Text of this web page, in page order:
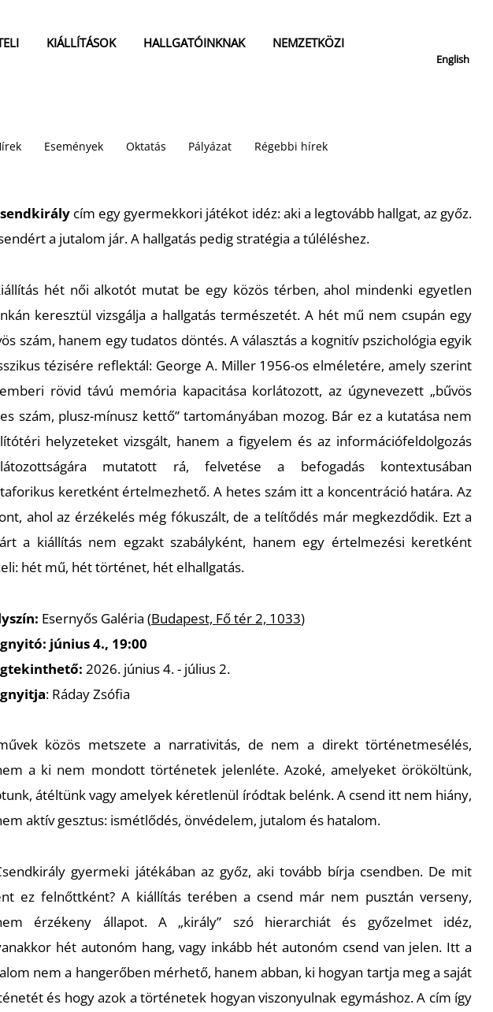
KIÁLLÍTÁSOK HALLGATÓINKNAK
NEMZETKÖZI
English
Események Oktatás Pályázat Régebbi hírek
cím egy gyermekkori játékot idéz: aki a legtovább hallgat, az győz.
a jutalom jár. A hallgatás pedig stratégia a túléléshez.
hét női alkotót mutat be egy közös térben, ahol mindenki egyetlen
keresztül vizsgálja a hallgatás természetét. A hét mű nem csupán egy
szám, hanem egy tudatos döntés. A választás a kognitív pszichológia egyik
tézisére reflektál: George A. Miller 1956-os elméletére, amely szerint
rövid távú memória kapacitása korlátozott, az úgynevezett „bűvös
szám, plusz-mínusz kettő” tartományában mozog. Bár ez a kutatása nem
helyzeteket vizsgált, hanem a figyelem és az információfeldolgozás
mutatott rá, felvetése a befogadás kontextusában
keretként értelmezhető. A hetes szám itt a koncentráció határa. Az
ahol az érzékelés még fókuszált, de a telítődés már megkezdődik. Ezt a
a kiállítás nem egzakt szabályként, hanem egy értelmezési keretként
hét mű, hét történet, hét elhallgatás.
Esernyős Galéria (Budapest, Fő tér 2, 1033)
június 4., 19:00
2026. június 4. - július 2.
: Ráday Zsófia
közös metszete a narrativitás, de nem a direkt történetmesélés,
a ki nem mondott történetek jelenléte. Azoké, amelyeket örököltünk,
átéltünk vagy amelyek kéretlenül íródtak belénk. A csend itt nem hiány,
aktív gesztus: ismétlődés, önvédelem, jutalom és hatalom.
gyermeki játékában az győz, aki tovább bírja csendben. De mit
ez felnőttként? A kiállítás terében a csend már nem pusztán verseny,
érzékeny állapot. A „király” szó hierarchiát és győzelmet idéz,
hét autonóm hang, vagy inkább hét autonóm csend van jelen. Itt a
nem a hangerőben mérhető, hanem abban, ki hogyan tartja meg a saját
és hogy azok a történetek hogyan viszonyulnak egymáshoz. A cím így